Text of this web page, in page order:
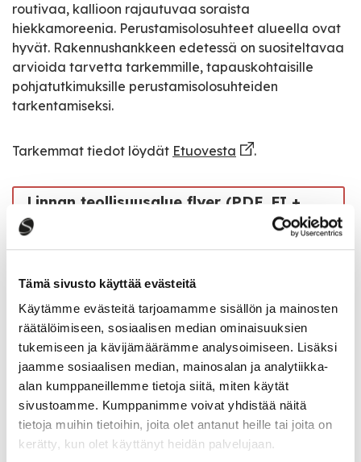
Tämä sivusto käyttää evästeitä
Käytämme evästeitä tarjoamamme sisällön ja mainosten
räätälöimiseen, sosiaalisen median ominaisuuksien
tukemiseen ja kävijämäärämme analysoimiseen. Lisäksi
jaamme sosiaalisen median, mainosalan ja analytiikka-
alan kumppaneillemme tietoja siitä, miten käytät
sivustoamme. Kumppanimme voivat yhdistää näitä
tietoja muihin tietoihin, joita olet antanut heille tai joita on
kerätty, kun olet käyttänyt heidän palvelujaan.
routivaa, kallioon rajautuvaa soraista
hiekkamoreenia. Perustamisolosuhteet alueella ovat
hyvät. Rakennushankkeen edetessä on suositeltavaa
arvioida tarvetta tarkemmille, tapauskohtaisille
pohjatutkimuksille perustamisolosuhteiden
tarkentamiseksi.
Tarkemmat tiedot löydät Etuovesta .
Linnan teollisuusalue flyer (PDF, FI +
ENG)
Tontit
Tarmo Heinänen
maankäyttöpäällikkö
tarmo.heinanen@saarijarvi.fi